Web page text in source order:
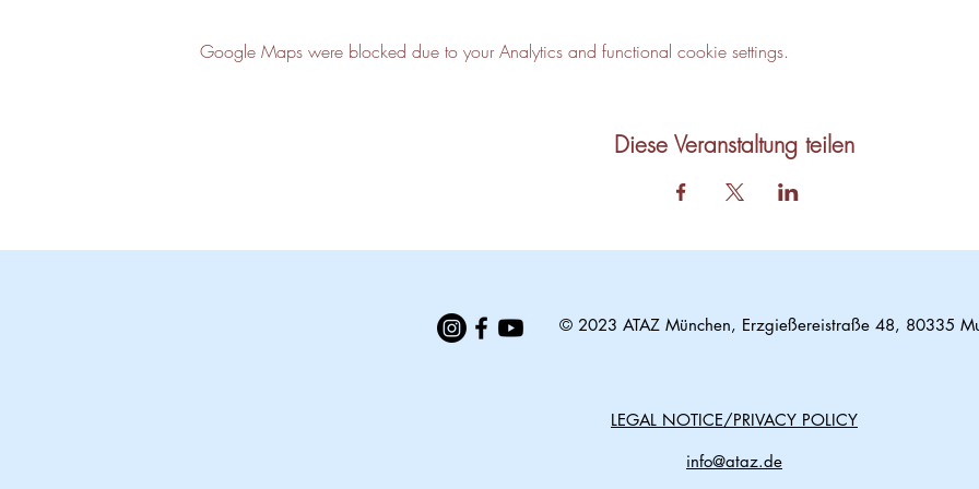
Google Maps were blocked due to your Analytics and functional cookie settings.
Diese Veranstaltung teilen
© 2023 ATAZ München, Erzgießereistraße 48, 80335
LEGAL NOTICE/PRIVACY POLICY
info@ataz.de